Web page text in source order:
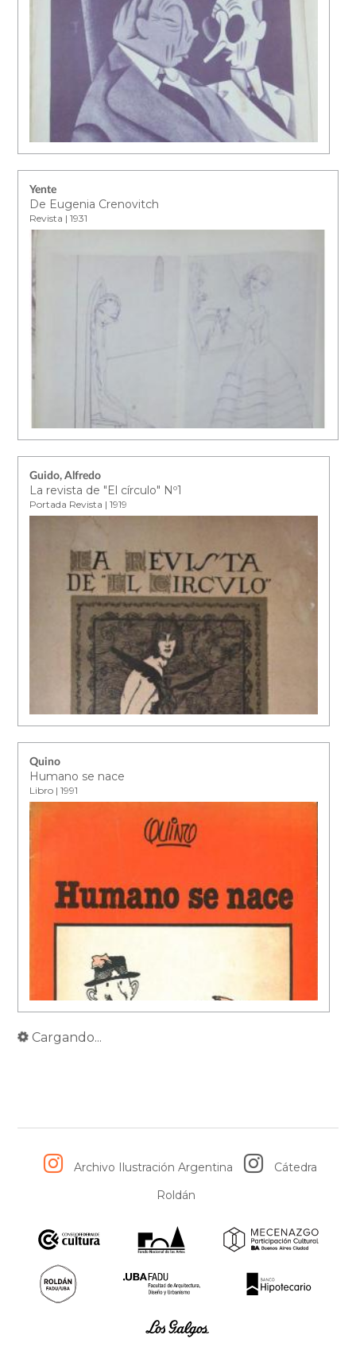
Yente
De Eugenia Crenovitch
Revista | 1931
Guido, Alfredo
La revista de "El círculo" Nº1
Portada Revista | 1919
Quino
Humano se nace
Libro | 1991
Cargando...
Archivo Ilustración Argentina
Cátedra
Roldán